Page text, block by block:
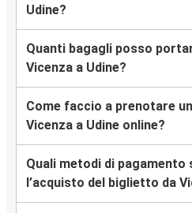
Udine?
Quanti bagagli posso
Vicenza a Udine?
Come faccio a prenotare
Vicenza a Udine online?
Quali metodi di
l’acquisto del biglietto da